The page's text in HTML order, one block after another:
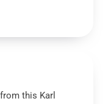
this Karl